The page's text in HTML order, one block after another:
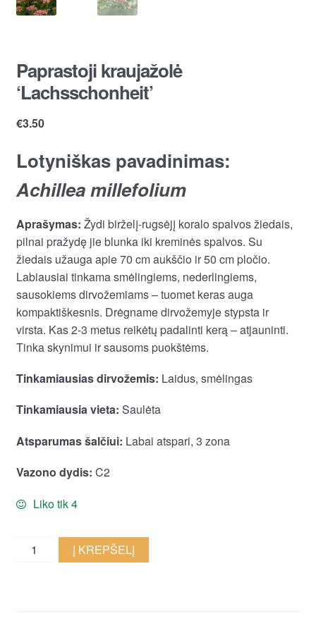
Paprastoji kraujažolė
‘Lachsschonheit’
€3.50
Lotyniškas pavadinimas:
Achillea millefolium
Aprašymas: Žydi birželį-rugsėjį koralo spalvos žiedais,
pilnai pražydę jie blunka iki kreminės spalvos. Su
žiedais užauga apie 70 cm aukščio ir 50 cm pločio.
Labiausiai tinkama smėlingiems, nederlingiems,
sausokiems dirvožemiams – tuomet keras auga
kompaktiškesnis. Drėgname dirvožemyje stypsta ir
virsta. Kas 2-3 metus reikėtų padalinti kerą – atjauninti.
Tinka skynimui ir sausoms puokštėms.
Tinkamiausias dirvožemis: Laidus, smėlingas
Tinkamiausia vieta: Saulėta
Atsparumas šalčiui: Labai atspari, 3 zona
Vazono dydis: C2
Liko tik 4
Paprastoji
kraujažolė
Į KREPŠELĮ